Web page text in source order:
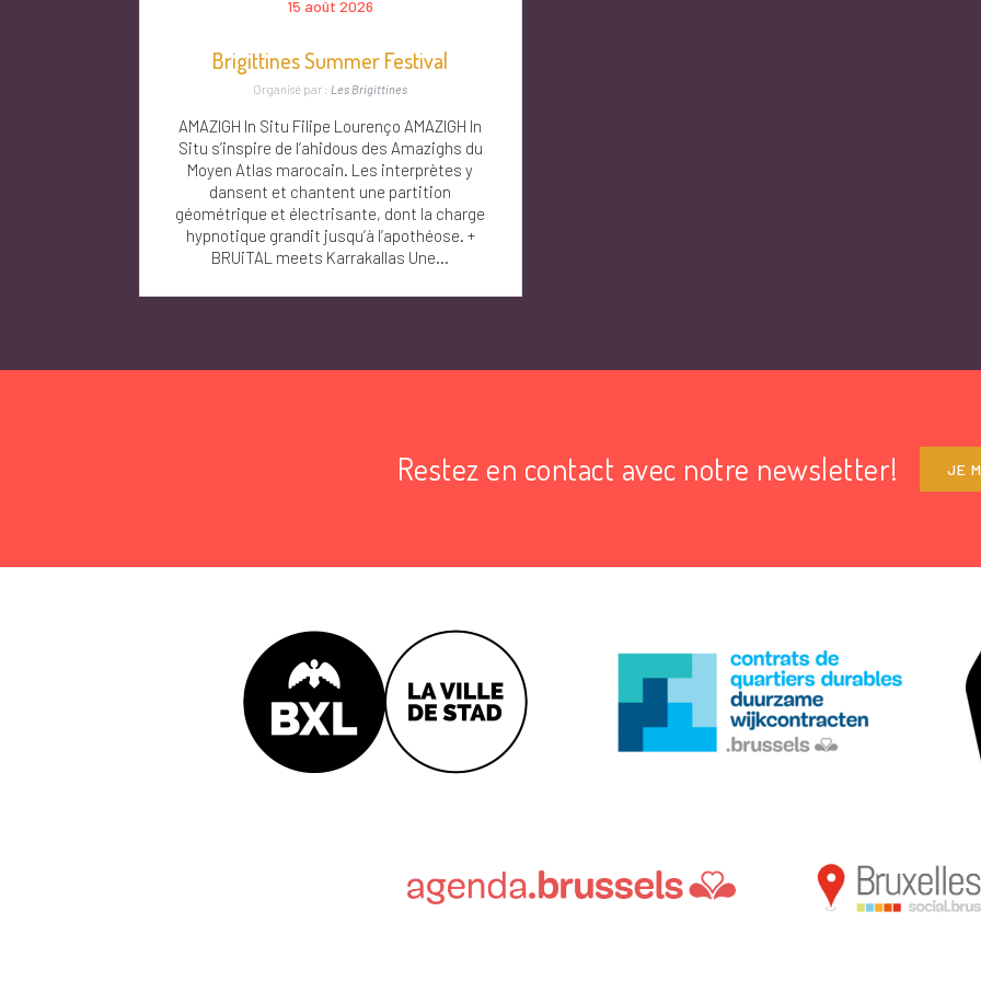
15 août 2026
Brigittines Summer Festival
Organisé par : Les Brigittines
AMAZIGH In Situ Filipe Lourenço AMAZIGH In
Situ s’inspire de l’ahidous des Amazighs du
Moyen Atlas marocain. Les interprètes y
dansent et chantent une partition
géométrique et électrisante, dont la charge
hypnotique grandit jusqu’à l’apothéose. +
BRUiTAL meets Karrakallas Une...
Restez en contact avec notre newsletter! JE